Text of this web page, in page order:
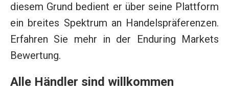
diesem Grund bedient er über seine Plattform
ein breites Spektrum an Handelspräferenzen.
Erfahren Sie mehr in der Enduring Markets
Bewertung.
Alle Händler sind willkommen